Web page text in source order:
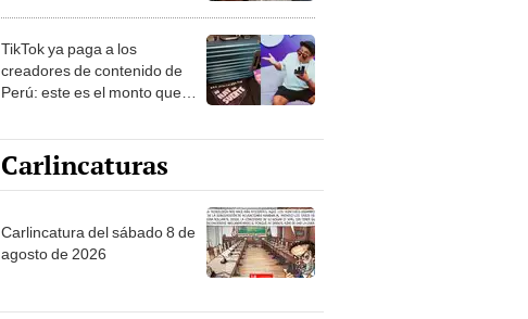
TikTok ya paga a los
creadores de contenido de
Perú: este es el monto que
1.000 vistas
Carlincaturas
Carlincatura del sábado 8 de
agosto de 2026